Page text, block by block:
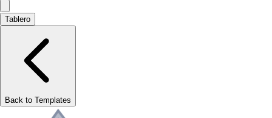
Tablero
Back to Templates